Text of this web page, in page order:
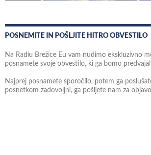
POSNEMITE IN POŠLJITE HITRO OBVESTILO
Na Radiu Brežice Eu vam nudimo ekskluzivno
posnamete svoje obvestilo, ki ga bomo
Najprej posnamete sporočilo, potem ga
posnetkom zadovoljni, ga pošljete nam za